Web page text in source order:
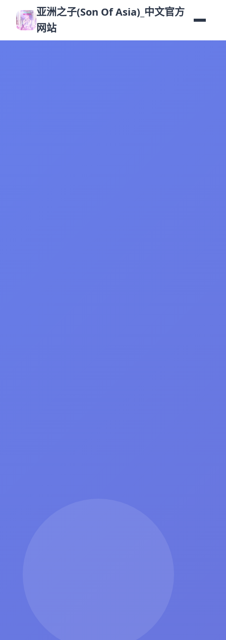
亚洲之子(Son Of Asia)_中文官方
网站